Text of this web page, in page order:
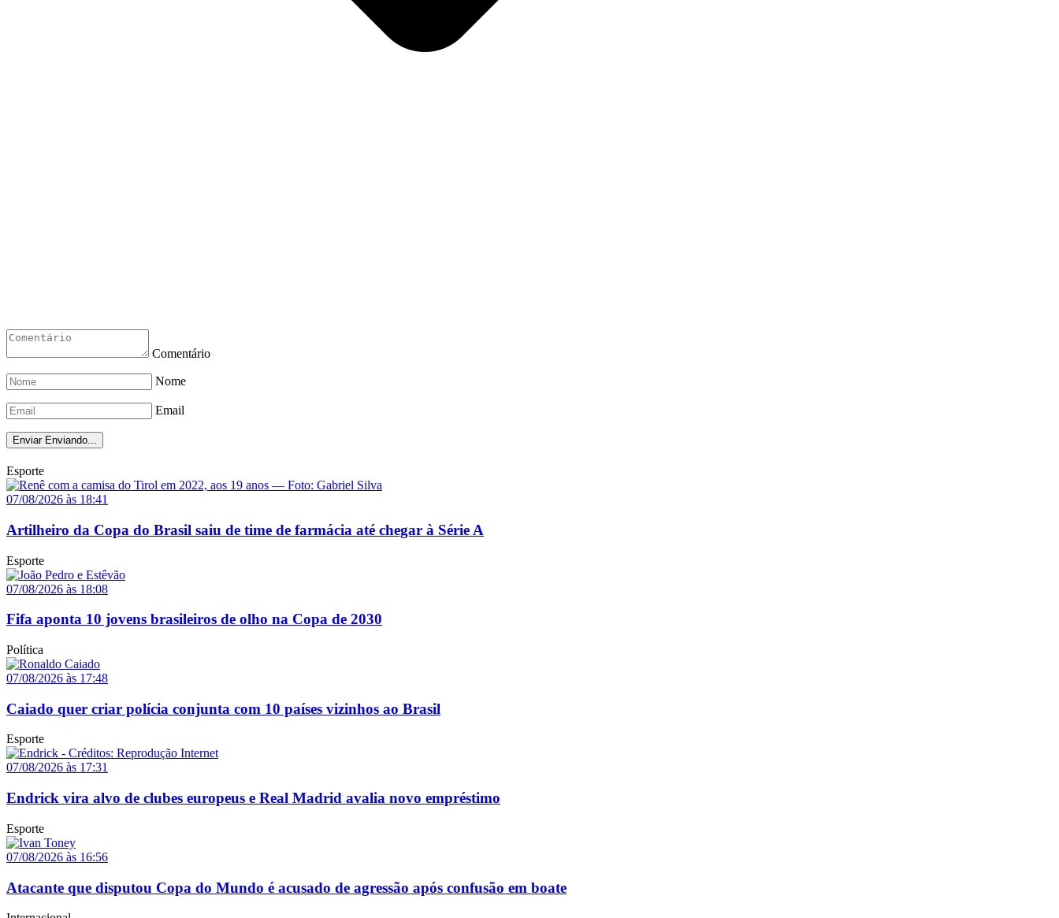
Comentário
Nome
Email
Enviar Enviando...
Esporte
07/08/2026 às 18:41
Artilheiro da Copa do Brasil saiu de time de farmácia até chegar à Série A
Esporte
07/08/2026 às 18:08
Fifa aponta 10 jovens brasileiros de olho na Copa de 2030
Política
07/08/2026 às 17:48
Caiado quer criar polícia conjunta com 10 países vizinhos ao Brasil
Esporte
07/08/2026 às 17:31
Endrick vira alvo de clubes europeus e Real Madrid avalia novo empréstimo
Esporte
07/08/2026 às 16:56
Atacante que disputou Copa do Mundo é acusado de agressão após confusão em boate